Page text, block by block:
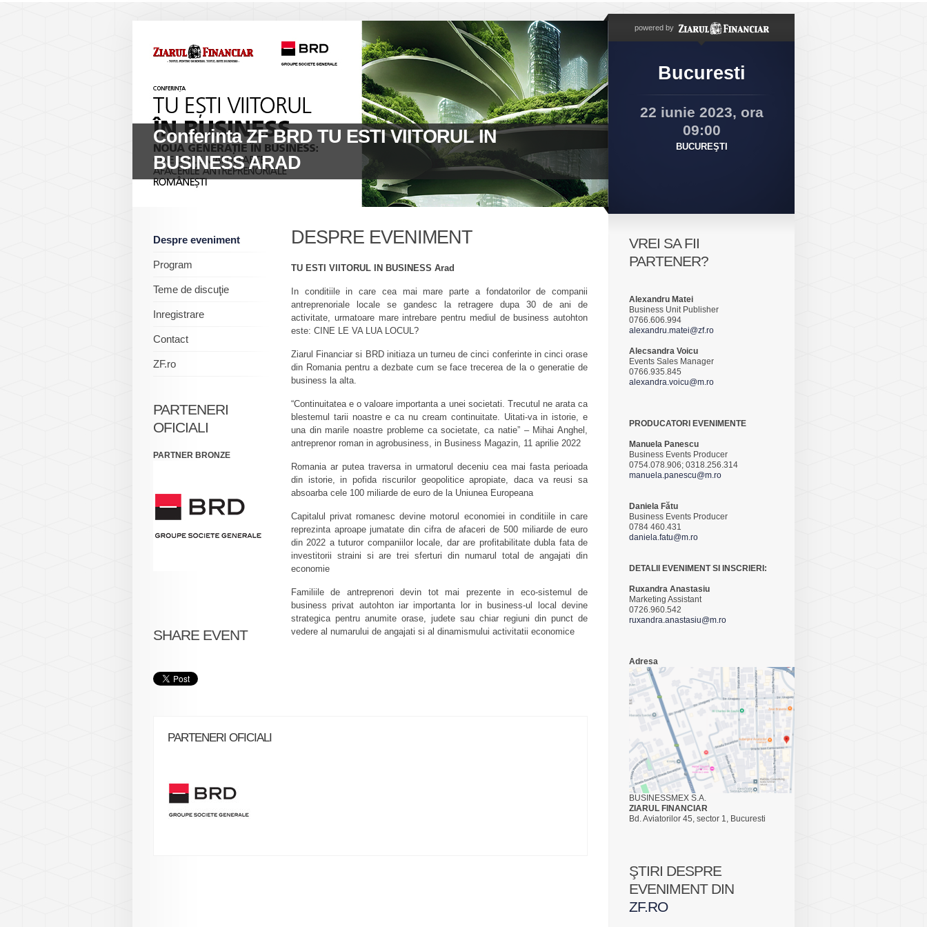
Conferinta ZF BRD TU ESTI VIITORUL IN
BUSINESS ARAD
powered by
Bucuresti
22 iunie 2023, ora
09:00
BUCUREŞTI
Despre eveniment
Program
Teme de discuţie
Inregistrare
Contact
ZF.ro
PARTENERI
OFICIALI
PARTNER BRONZE
SHARE EVENT
DESPRE EVENIMENT
TU ESTI VIITORUL IN BUSINESS Arad
In conditiile in care cea mai mare parte a fondatorilor de companii
antreprenoriale locale se gandesc la retragere dupa 30 de ani de
activitate, urmatoare mare intrebare pentru mediul de business autohton
este: CINE LE VA LUA LOCUL?
Ziarul Financiar si BRD initiaza un turneu de cinci conferinte in cinci orase
din Romania pentru a dezbate cum se face trecerea de la o generatie de
business la alta.
“Continuitatea e o valoare importanta a unei societati. Trecutul ne arata ca
blestemul tarii noastre e ca nu cream continuitate. Uitati-va in istorie, e
una din marile noastre probleme ca societate, ca natie” – Mihai Anghel,
antreprenor roman in agrobusiness, in Business Magazin, 11 aprilie 2022
Romania ar putea traversa in urmatorul deceniu cea mai fasta perioada
din istorie, in pofida riscurilor geopolitice apropiate, daca va reusi sa
absoarba cele 100 miliarde de euro de la Uniunea Europeana
Capitalul privat romanesc devine motorul economiei in conditiile in care
reprezinta aproape jumatate din cifra de afaceri de 500 miliarde de euro
din 2022 a tuturor companiilor locale, dar are profitabilitate dubla fata de
investitorii straini si are trei sferturi din numarul total de angajati din
economie
Familiile de antreprenori devin tot mai prezente in eco-sistemul de
business privat autohton iar importanta lor in business-ul local devine
strategica pentru anumite orase, judete sau chiar regiuni din punct de
vedere al numarului de angajati si al dinamismului activitatii economice
PARTENERI OFICIALI
VREI SA FII
PARTENER?
Alexandru Matei
Business Unit Publisher
0766.606.994
alexandru.matei@zf.ro
Alecsandra Voicu
Events Sales Manager
0766.935.845
alexandra.voicu@m.ro
PRODUCATORI EVENIMENTE
Manuela Panescu
Business Events Producer
0754.078.906; 0318.256.314
manuela.panescu@m.ro
Daniela Fătu
Business Events Producer
0784 460.431
daniela.fatu@m.ro
DETALII EVENIMENT SI INSCRIERI:
Ruxandra Anastasiu
Marketing Assistant
0726.960.542
ruxandra.anastasiu@m.ro
Adresa
BUSINESSMEX S.A.
ZIARUL FINANCIAR
Bd. Aviatorilor 45, sector 1, Bucuresti
ŞTIRI DESPRE
EVENIMENT DIN
ZF.RO